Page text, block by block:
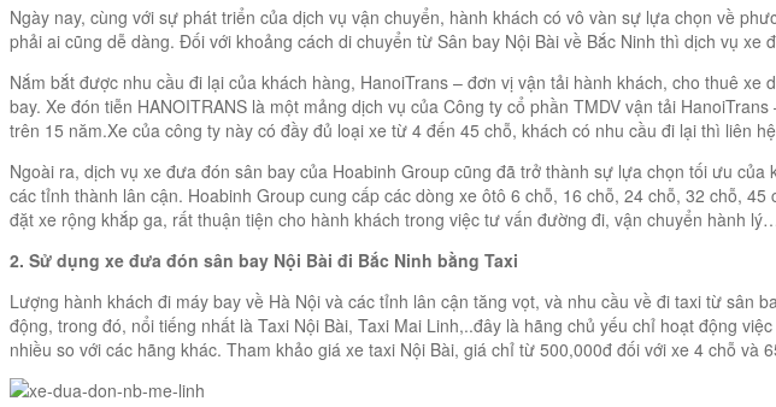
Ngày nay, cùng với sự phát triển của dịch vụ vận chuyển, hành khách có vô vàn sự lựa chọn về
phải ai cũng dễ dàng. Đối với khoảng cách di chuyển từ Sân bay Nội Bài về Bắc Ninh thì dịch vụ
Nắm bắt được nhu cầu đi lại của khách hàng, HanoiTrans – đơn vị vận tải hành khách, cho thuê
bay. Xe đón tiễn HANOITRANS là một mảng dịch vụ của Công ty cổ phần TMDV vận tải
trên 15 năm.Xe của công ty này có đầy đủ loại xe từ 4 đến 45 chỗ, khách có nhu cầu đi lại thì liên
Ngoài ra, dịch vụ xe đưa đón sân bay của Hoabinh Group cũng đã trở thành sự lựa chọn tối ưu
các tỉnh thành lân cận. Hoabinh Group cung cấp các dòng xe ôtô 6 chỗ, 16 chỗ, 24 chỗ, 32 chỗ,
đặt xe rộng khắp ga, rất thuận tiện cho hành khách trong việc tư vấn đường đi, vận chuyển hành
2. Sử dụng xe đưa đón sân bay Nội Bài đi Bắc Ninh bằng Taxi
Lượng hành khách đi máy bay về Hà Nội và các tỉnh lân cận tăng vọt, và nhu cầu về đi taxi từ sân
động, trong đó, nổi tiếng nhất là Taxi Nội Bài, Taxi Mai Linh,..đây là hãng chủ yếu chỉ hoạt động
nhiều so với các hãng khác. Tham khảo giá xe taxi Nội Bài, giá chỉ từ 500,000đ đối với xe 4 chỗ và